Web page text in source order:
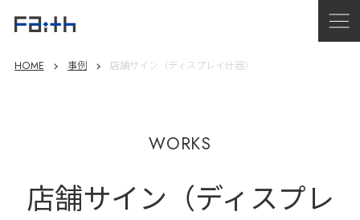
HOME 事例 店舗サイン（ディスプレイ什器）
WORKS
店舗サイン（ディスプレ